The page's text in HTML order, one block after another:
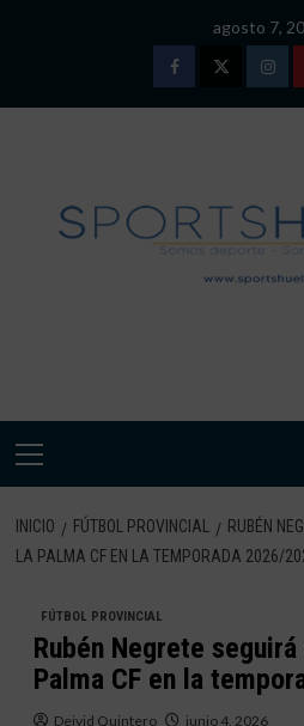
agosto 7,
FacebookTwitter
Menú
INICIO FÚTBOL PROVINCIAL
RUBÉN
LA PALMA CF EN LA TEMPORADA 2026/
FÚTBOL PROVINCIAL
Rubén Negrete
Palma CF en la
Deivid Quintero junio 4, 2026